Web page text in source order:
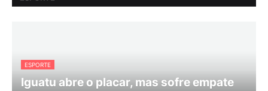
ESPORTE
Iguatu abre o placar, mas sofre empate